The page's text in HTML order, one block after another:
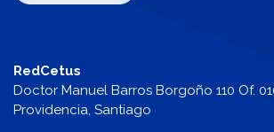
RedCetus
Doctor Manuel Barros Borgoño 110 Of.
Providencia, Santiago